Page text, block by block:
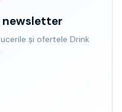
newsletter
și ofertele Drink